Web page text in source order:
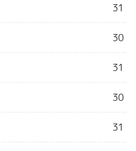
31
30
31
30
31